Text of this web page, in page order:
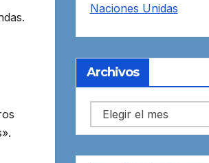
Naciones Unidas
Archivos
Archivos